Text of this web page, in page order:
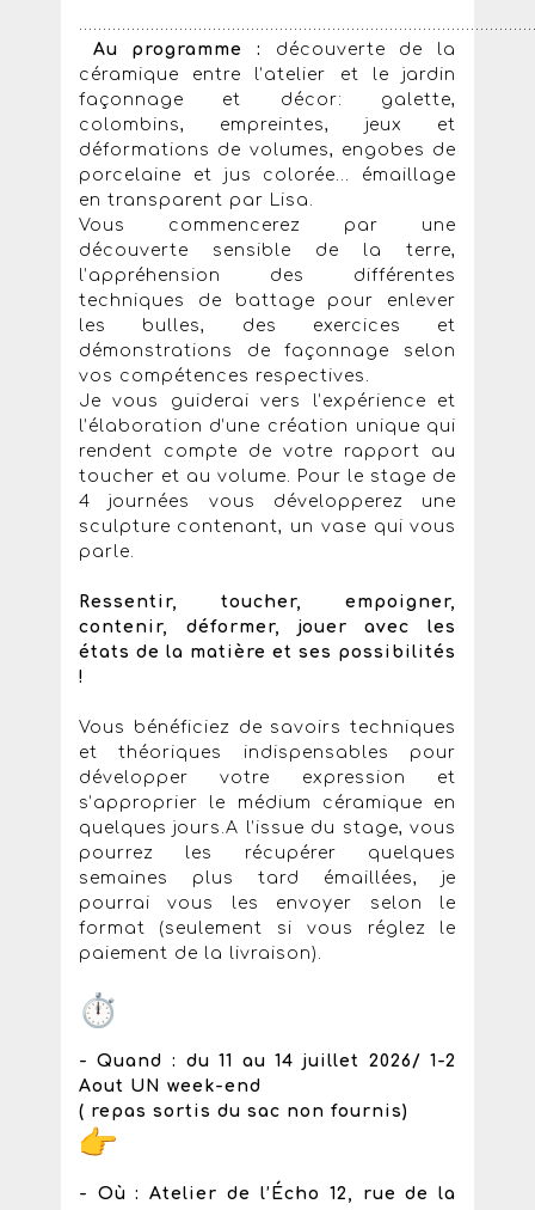
Au programme :
découverte de la
céramique entre l’atelier et le jardin
façonnage et décor: galette,
colombins, empreintes, jeux et
déformations de volumes, engobes de
porcelaine et jus colorée... émaillage
en transparent par Lisa.
Vous commencerez par une
découverte sensible de la terre,
l’appréhension des différentes
techniques de battage pour enlever
les bulles, des exercices et
démonstrations de façonnage selon
vos compétences respectives.
Je vous guiderai vers l’expérience et
l’élaboration d’une création unique qui
rendent compte de votre rapport au
toucher et au volume. Pour le stage de
4 journées vous développerez une
sculpture contenant, un vase qui vous
parle.
Ressentir, toucher, empoigner,
contenir, déformer, jouer avec les
états de la matière et ses possibilités
!
Vous bénéficiez de savoirs techniques
et théoriques indispensables pour
développer votre expression et
s’approprier le médium céramique en
quelques jours.A l’issue du stage, vous
pourrez les récupérer quelques
semaines plus tard émaillées, je
pourrai vous les envoyer selon le
format (seulement si vous réglez le
paiement de la livraison).
- Quand : du 11 au 14 juillet 2026/ 1-2
Aout UN week-end
( repas sortis du sac non fournis)
- Où : Atelier de l’Écho 12, rue de la